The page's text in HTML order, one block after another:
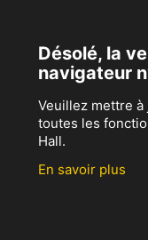
Désolé, la
navigateur
Veuillez mettre
toutes les
Hall.
En savoir plus